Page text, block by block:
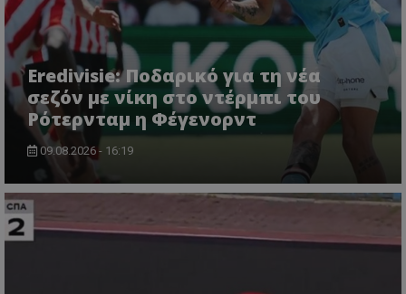
Eredivisie: Ποδαρικό για τη νέα
σεζόν με νίκη στο ντέρμπι του
Ρότερνταμ η Φέγενορντ
09.08.2026 - 16:19